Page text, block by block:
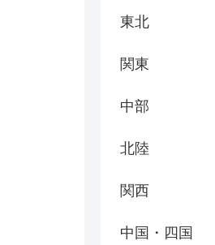
東北
関東
中部
北陸
関西
中国・四国